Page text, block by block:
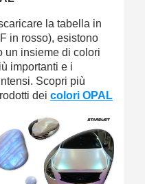
la tabella in
in rosso), esistono
un insieme di colori
importanti e i
Scopri più
dei colori OPAL